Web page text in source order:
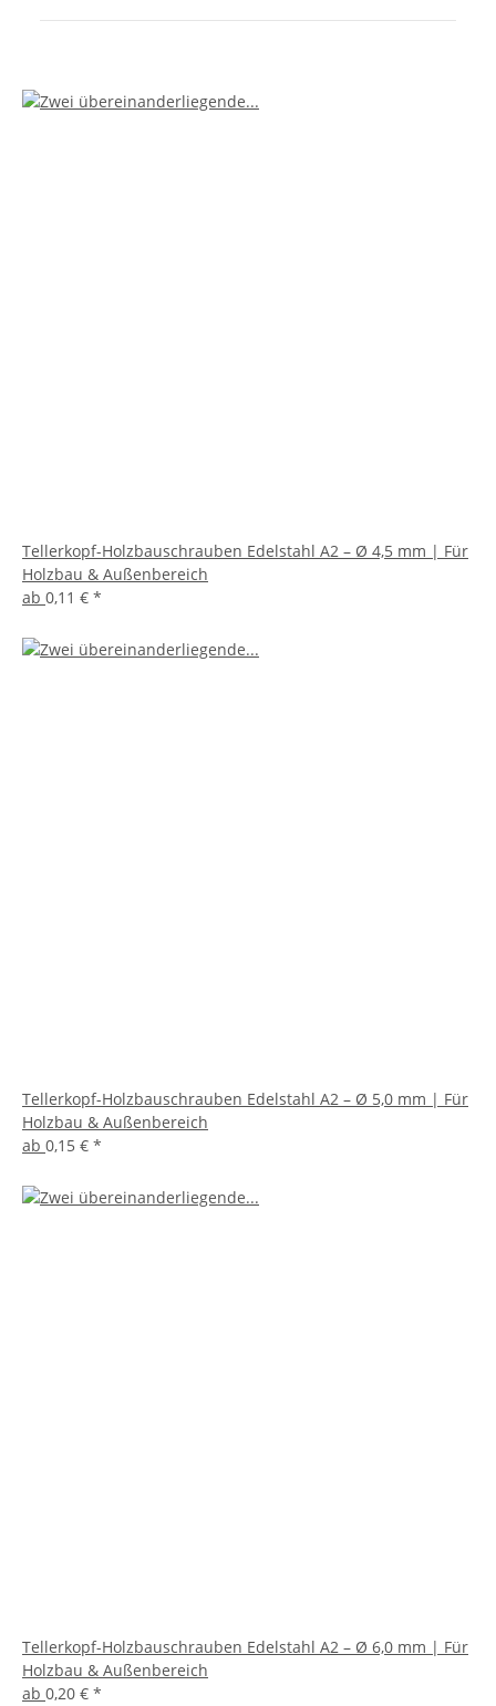
Tellerkopf-Holzbauschrauben Edelstahl A2 – Ø 4,5 mm | Für
Holzbau & Außenbereich
ab 0,11 € *
Tellerkopf-Holzbauschrauben Edelstahl A2 – Ø 5,0 mm | Für
Holzbau & Außenbereich
ab 0,15 € *
Tellerkopf-Holzbauschrauben Edelstahl A2 – Ø 6,0 mm | Für
Holzbau & Außenbereich
ab 0,20 € *